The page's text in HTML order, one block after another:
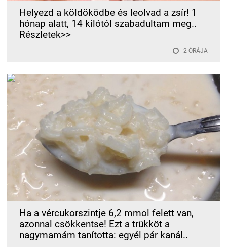
Helyezd a köldöködbe és leolvad a zsír! 1
hónap alatt, 14 kilótól szabadultam meg..
Részletek>>
2 ÓRÁJA
Ha a vércukorszintje 6,2 mmol felett van,
azonnal csökkentse! Ezt a trükköt a
nagymamám tanította: egyél pár kanál..